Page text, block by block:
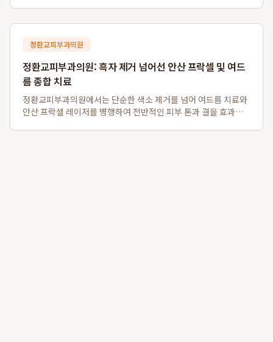
할 수 있으며, 명동역...
정환교피부과의원
정환교피부과의원: 흑자 제거 넘어선 안산 프락셀 및 여드
름 종합 치료
정환교피부과의원에서는 단순한 색소 제거를 넘어 여드름 치료와
안산 프락셀 레이저를 병행하여 전반적인 피부 톤과 결을 효과적